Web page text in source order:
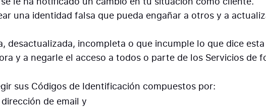
una identidad falsa que pueda engañar a otros y a
desactualizada, incompleta o que incumple lo que dice
y a negarle el acceso a todos o parte de los Servicios de
sus Códigos de Identificación compuestos por:
de email y